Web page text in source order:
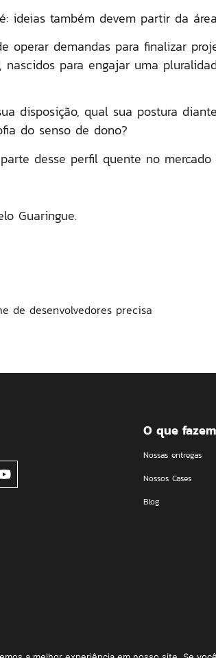
ideias também devem partir da
operar demandas para finalizar
nascidos para engajar uma
disposição, qual sua postura
do senso de dono?
desse perfil quente no
Guaringue.
de desenvolvedores precisa
O que
Nossas entregas
Nossos Cases
Blog